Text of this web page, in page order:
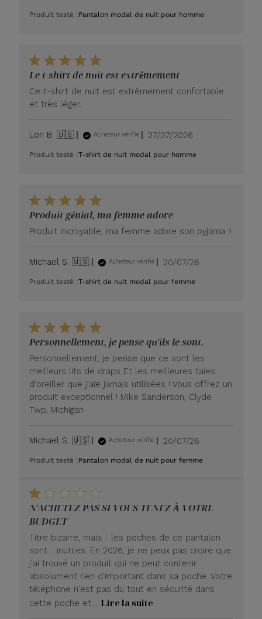
publication
Produit testé :Pantalon modal de nuit pour homme
Le t-shirt de nuit est extrêmement
Ce t-shirt de nuit est extrêmement confortable
et très léger.
Lori B. 🇺🇸 Acheteur vérifié
Date
publication
27/07/2026
Produit testé :T-shirt de nuit modal pour homme
Produit génial, ma femme adore
Produit incroyable, ma femme adore son pyjama !!
Michael S. 🇺🇸 Acheteur vérifié
Date
publication
20/07/26
Produit testé :T-shirt de nuit modal pour femme
Personnellement, je pense qu'ils le sont.
Personnellement, je pense que ce sont les
meilleurs lits de draps Et les meilleures taies
d'oreiller que j'aie jamais utilisées ! Vous offrez un
produit exceptionnel ! Mike Sanderson, Clyde
Twp, Michigan
Michael S. 🇺🇸 Acheteur vérifié
Date
publication
20/07/26
Produit testé :Pantalon modal de nuit pour femme
N'ACHETEZ PAS SI VOUS TENEZ À VOTRE
BUDGET
Titre bizarre, mais… les poches de ce pantalon
sont… inutiles. En 2026, je ne peux pas croire que
j'ai trouvé un produit qui ne peut contenir
absolument rien d'important dans sa poche. Votre
téléphone n'est pas du tout en sécurité dans
cette poche et… Lire la suite